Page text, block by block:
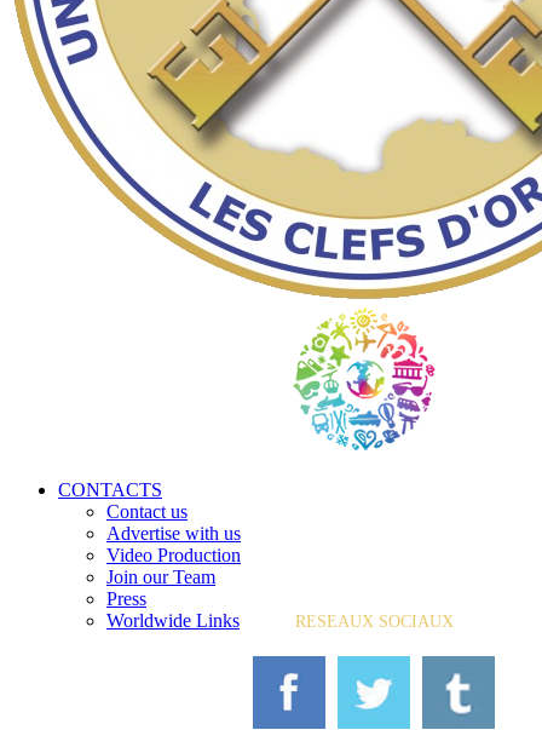
CONTACTS
Contact us
Advertise with us
Video Production
Join our Team
Press
Worldwide Links
RESEAUX SOCIAUX